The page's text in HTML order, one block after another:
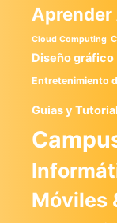
Aprender
Cloud Computing
Diseño gráfico
Entretenimiento
Guias y
Móviles